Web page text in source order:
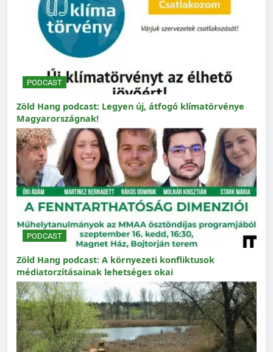
PODCAST
Zöld Hang podcast: Legyen új, átfogó klímatörvénye
Magyarországnak!
PODCAST
Zöld Hang podcast: A környezeti konfliktusok
médiatorzításainak lehetséges okai